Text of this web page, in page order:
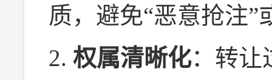
质，避免“恶意抢注”
2. 权属清晰化：转让